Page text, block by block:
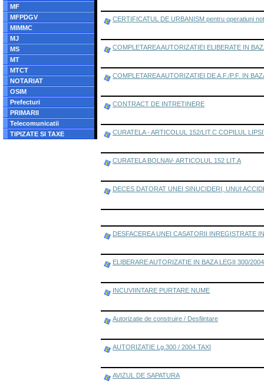
MF
MFPDGV
MIMMC
MJ
MS
MT
MTCT
NOTARIAT
OSIM
Prefecturi
PRIMARII
Telecomunicatii
TIPIZATE SI TAXE
CERTIFICATUL DE URBANISM pentru operatiuni
COMPLETAREA AUTORIZATIEI ELIBERATE IN
COMPLETAREA AUTORIZATIEI DE A.F./P.F. IN
CONTRACT DE INTRETINERE
CURATELA - ARTICOLUL 152/LIT.C COPILUL
CURATELA BOLNAV- ARTICOLUL 152 LIT.A
DECES DATORAT UNEI SINUCIDERI, UNUI
DESFACEREA UNEI CASATORII INREGISTRATE
ELIBERARE AUTORIZATIE IN BAZA LEGII 300/
INCUVIINTARE PURTARE NUME
Autorizatie de construire / Desfiintare
AUTORIZATIE Lg.300 / 2004 TAXI
AVIZUL DE SAPATURA